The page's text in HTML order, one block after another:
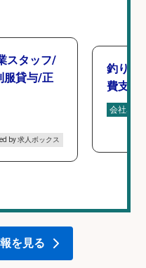
スタッフ/
服貸与/正
by 求人ボックス
釣り具
費支給
会社名
を見る